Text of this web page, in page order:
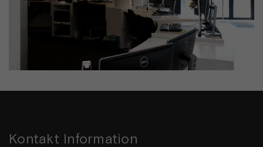
Kontakt Information